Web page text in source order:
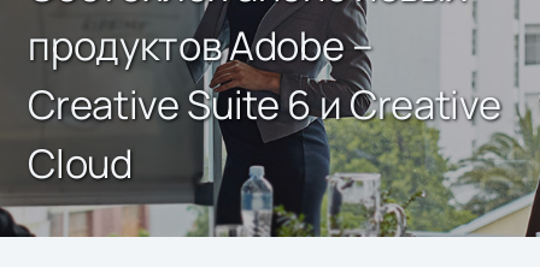
продуктов Adobe –
Creative Suite 6 и Creative
Cloud